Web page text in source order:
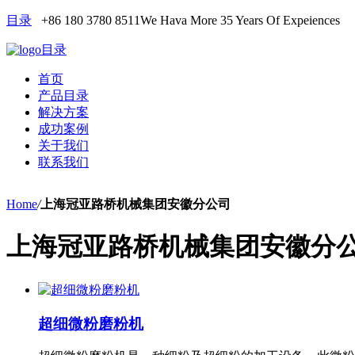
目录 +86 180 3780 8511We Hava More 35 Years Of Expeiences
目录
首页
产品目录
解决方案
成功案例
关于我们
联系我们
Home/上海冠亚路桥机械集团安徽分公司
上海冠亚路桥机械集团安徽分
超细微粉磨粉机